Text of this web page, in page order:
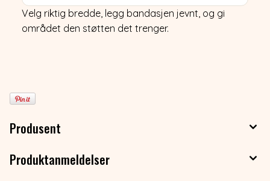
Velg riktig bredde, legg bandasjen jevnt, og gi
området den støtten det trenger.
Produsent
Produktanmeldelser